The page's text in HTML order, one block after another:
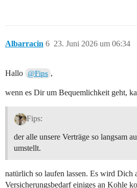
Albarracin 23. Juni 2026 um 06:34
6
Hallo @Fips ,
wenn es Dir um Bequemlichkeit geht,
Fips:
der alle unsere Verträge so langsam
umstellt.
natürlich so laufen lassen. Es wird Dich
Versicherungsbedarf einiges an Kohle